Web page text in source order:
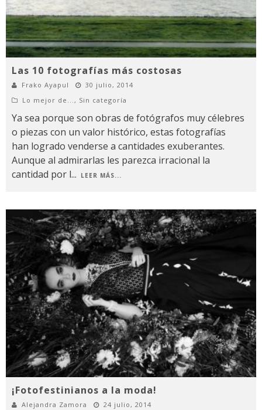
Las 10 fotografías más costosas
Frako Ayapul
30 julio, 2014
Lo mejor de..., Sin categoría
Ya sea porque son obras de fotógrafos muy célebres
o piezas con un valor histórico, estas fotografías
han logrado venderse a cantidades exuberantes.
Aunque al admirarlas les parezca irracional la
cantidad por l... LEER MÁS...
¡Fotofestinianos a la moda!
Alejandra Zamora
24 julio, 2014